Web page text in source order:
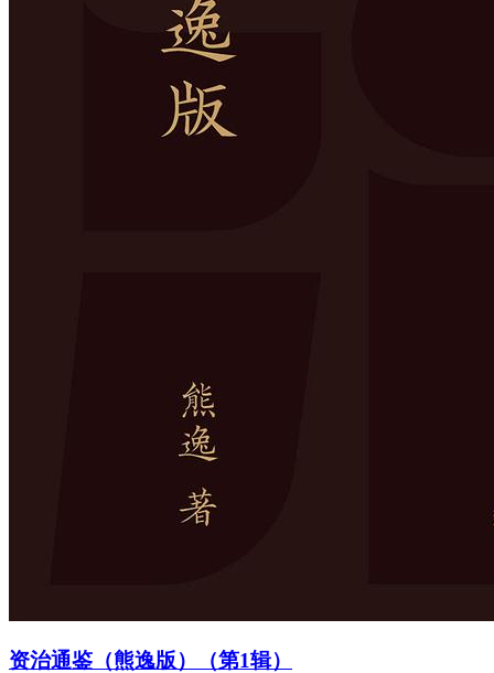
资治通鉴（熊逸版）（第1辑）